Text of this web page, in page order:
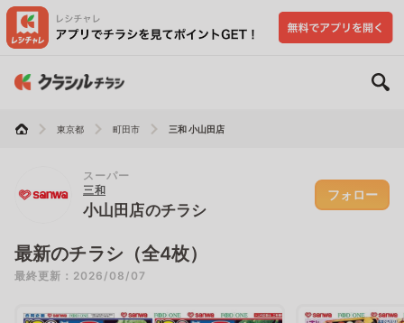
東京都 町田市 三和 小山田店
スーパー
三和
小山田店のチラシ
フォロー
最新のチラシ（全4枚）
最終更新：2026/08/07